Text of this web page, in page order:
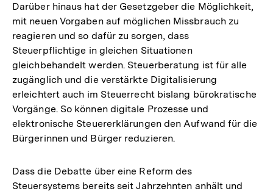
Darüber hinaus hat der Gesetzgeber die Möglichkeit,
mit neuen Vorgaben auf möglichen Missbrauch zu
reagieren und so dafür zu sorgen, dass
Steuerpflichtige in gleichen Situationen
gleichbehandelt werden. Steuerberatung ist für alle
zugänglich und die verstärkte Digitalisierung
erleichtert auch im Steuerrecht bislang bürokratische
Vorgänge. So können digitale Prozesse und
elektronische Steuererklärungen den Aufwand für die
Bürgerinnen und Bürger reduzieren.
Dass die Debatte über eine Reform des
Steuersystems bereits seit Jahrzehnten anhält und